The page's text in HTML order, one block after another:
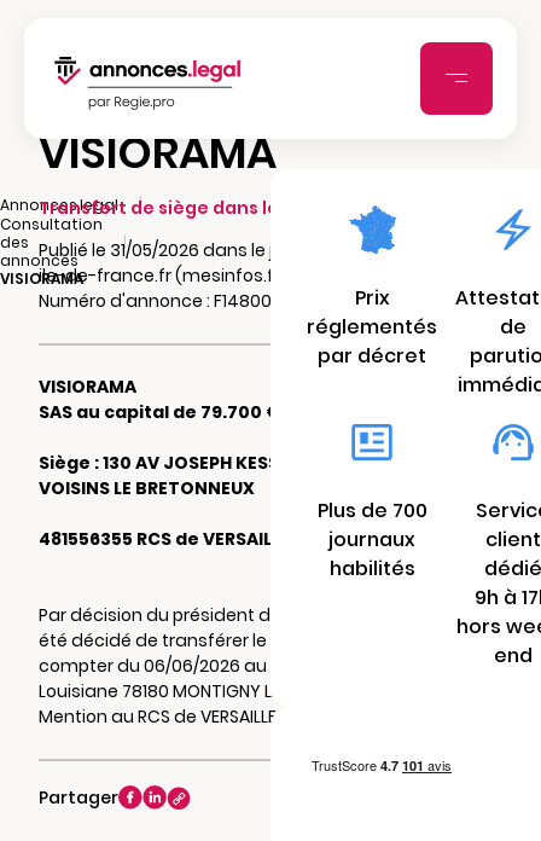
Annonces.legal
|
Consultation
des
annonces
|
VISIORAMA
VISIORAMA
Transfert de siège dans le même ressort
Publié le 31/05/2026 dans le journal Semaine-
ile-de-france.fr (mesinfos.fr)
Numéro d'annonce : F148001161uec
VISIORAMA
SAS au capital de 79.700 €
Siège : 130 AV JOSEPH KESSEL 78960
VOISINS LE BRETONNEUX
481556355 RCS de VERSAILLES
Par décision du président du 26/05/2026, il a
été décidé de transférer le siège social à
compter du 06/06/2026 au 3 Square de la
Louisiane 78180 MONTIGNY LE BRETONNEUX.
Mention au RCS de VERSAILLES.
Partager
Prix
réglementés
par décret
de
Plus de 700
journaux
habilités
client
dédié
9h à
hors
end